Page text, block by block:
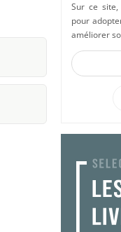
Sur ce
pour
améliorer